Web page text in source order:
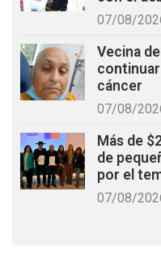
07/08/
Vecina
cáncer
07/08/
Más de
de
por el
07/08/